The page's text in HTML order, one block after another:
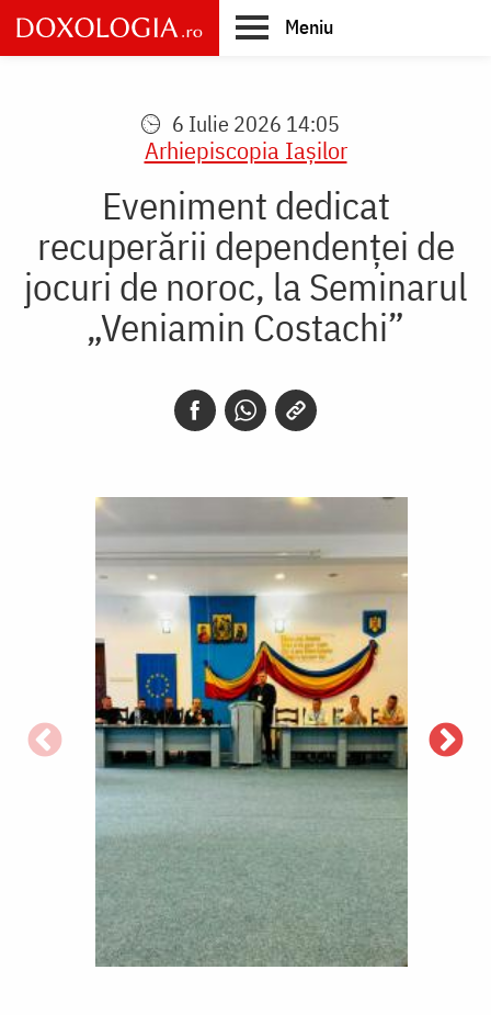
Skip
to
main
Meniu
6 Iulie 2026 14:05
Arhiepiscopia Iaşilor
Eveniment dedicat
recuperării dependenței de
jocuri de noroc, la Seminarul
„Veniamin Costachi”